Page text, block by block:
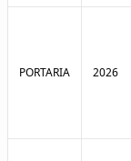
PORTARIA 2026